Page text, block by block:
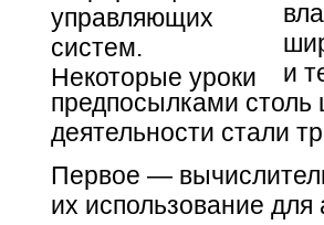
и
предпосылками
деятельности стали
Первое —
их использование